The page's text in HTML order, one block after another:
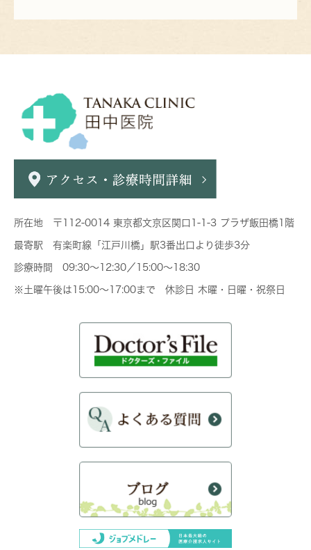
所在地 〒112-0014 東京都文京区関口1-1-3 プラザ飯田橋1階
最寄駅 有楽町線「江戸川橋」駅3番出口より徒歩3分
診療時間 09:30～12:30／15:00～18:30
※土曜午後は15:00～17:00まで 休診日 木曜・日曜・祝祭日